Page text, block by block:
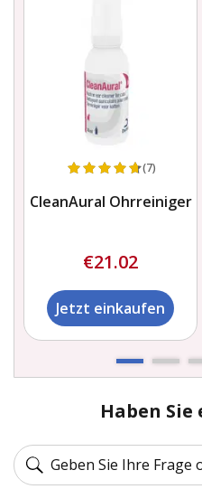
(7)
CleanAural Ohrreiniger
€21.02
Jetzt einkaufen
Haben Sie